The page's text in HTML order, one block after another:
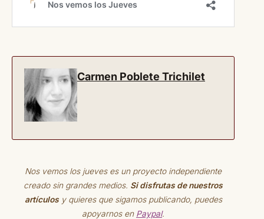
Carmen Poblete Trichilet
Nos vemos los jueves es un proyecto independiente
creado sin grandes medios. Si disfrutas de nuestros
artículosy quieres que sigamos publicando, puedes
apoyarnos en Paypal.